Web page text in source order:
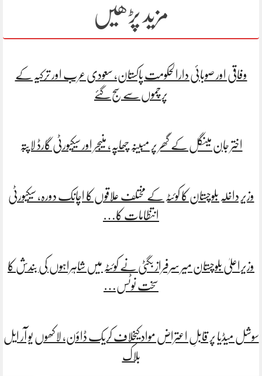
مزید پڑھیں
وفاقی اور صوبائی دارالحکومت پاکستان، سعودی عرب اور ترکیہ کے
پرچموں سے سج گئے
اختر جان مینگل کے گھر پر مبینہ چھاپہ، منیجر اور سیکیورٹی گارڈ لاپتہ
وزیرِ داخلہ بلوچستان کا کوئٹہ کے مختلف علاقوں کا اچانک دورہ، سیکیورٹی
انتظامات کا…
وزیراعلیٰ بلوچستان میر سرفراز بگٹی نے کوئٹہ میں شاہراہوں کی بندش کا
سخت نوٹس…
سوشل میڈیا پر قابلِ اعتراض مواد کیخلاف کریک ڈاؤن، لاکھوں یو آر ایل
بلاک